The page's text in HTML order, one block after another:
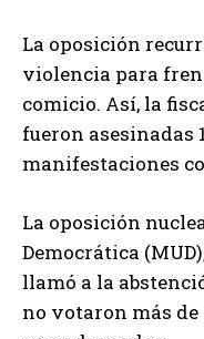
La oposición
violencia para
comicio. Así, la
fueron asesinadas
manifestaciones
La oposición
Democrática
llamó a la
no votaron más de